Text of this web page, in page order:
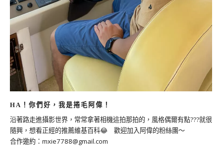
HA！你們好，我是捲毛阿偉！
沿著路走進攝影世界，常常拿著相機這拍那拍的，風格偶爾有點???就很
隨興，想看正經的推薦維基百科😂 歡迎加入阿偉的粉絲團～
合作邀約： mxie7788@gmail.com